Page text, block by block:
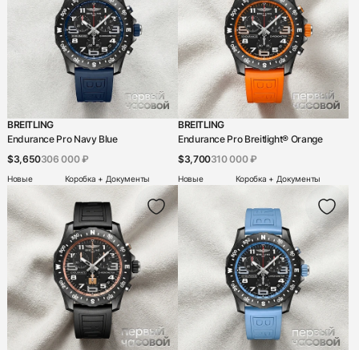
438
285
145
205
204
195
150
BREITLING
Endurance Pro Navy Blue
$3,650306 000 ₽
Новые Коробка + Документы
BREITLING
Endurance Pro Breitlight® Orange
$3,700310 000 ₽
Новые Коробка + Документы